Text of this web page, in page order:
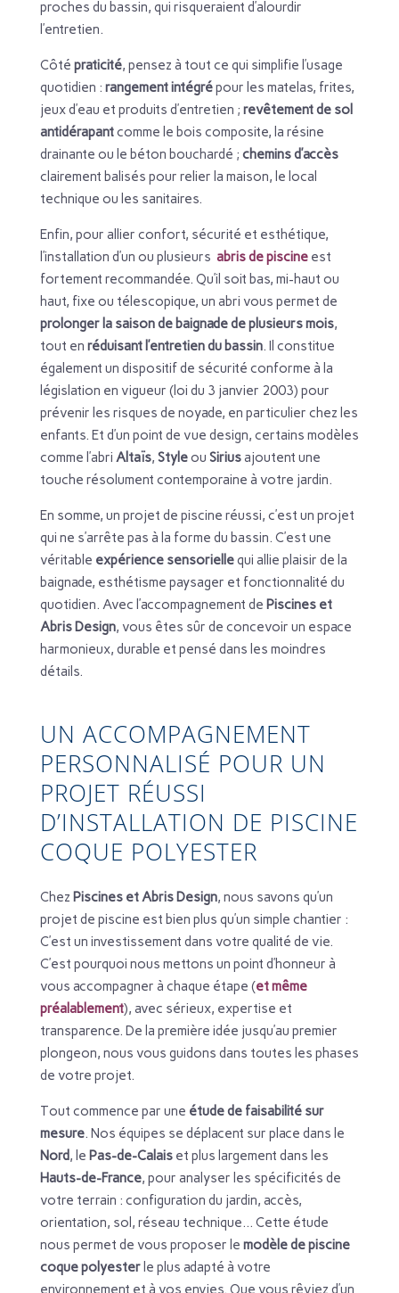
proches du bassin, qui risqueraient d’alourdir
l’entretien.
Côté praticité, pensez à tout ce qui simplifie l’usage
quotidien : rangement intégrépour les matelas, frites,
jeux d’eau et produits d’entretien ; revêtement de sol
antidérapantcomme le bois composite, la résine
drainante ou le béton bouchardé ; chemins d’accès
clairement balisés pour relier la maison, le local
technique ou les sanitaires.
Enfin, pour allier confort, sécurité et esthétique,
l’installation d’un ou plusieurs abris de piscineest
fortement recommandée. Qu’il soit bas, mi-haut ou
haut, fixe ou télescopique, un abri vous permet de
prolonger la saison de baignade de plusieurs mois,
tout en réduisant l’entretien du bassin. Il constitue
également un dispositif de sécurité conforme à la
législation en vigueur (loi du 3 janvier 2003) pour
prévenir les risques de noyade, en particulier chez les
enfants. Et d’un point de vue design, certains modèles
comme l’abri Altaïs, Styleou Siriusajoutent une
touche résolument contemporaine à votre jardin.
En somme, un projet de piscine réussi, c’est un projet
qui ne s’arrête pas à la forme du bassin. C’est une
véritable expérience sensoriellequi allie plaisir de la
baignade, esthétisme paysager et fonctionnalité du
quotidien. Avec l’accompagnement de Piscines et
Abris Design, vous êtes sûr de concevoir un espace
harmonieux, durable et pensé dans les moindres
détails.
UN ACCOMPAGNEMENT
PERSONNALISÉ POUR UN
PROJET RÉUSSI
D’INSTALLATION DE PISCINE
COQUE POLYESTER
Chez Piscines et Abris Design, nous savons qu’un
projet de piscine est bien plus qu’un simple chantier :
C’est un investissement dans votre qualité de vie.
C’est pourquoi nous mettons un point d’honneur à
vous accompagner à chaque étape (et même
préalablement), avec sérieux, expertise et
transparence. De la première idée jusqu’au premier
plongeon, nous vous guidons dans toutes les phases
de votre projet.
Tout commence par une étude de faisabilité sur
mesure. Nos équipes se déplacent sur place dans le
Nord, le Pas-de-Calaiset plus largement dans les
Hauts-de-France, pour analyser les spécificités de
votre terrain : configuration du jardin, accès,
orientation, sol, réseau technique… Cette étude
nous permet de vous proposer le modèle de piscine
coque polyesterle plus adapté à votre
environnement et à vos envies. Que vous rêviez d’un